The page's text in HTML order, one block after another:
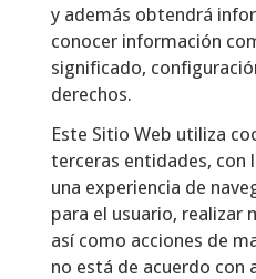
y además obtendrá
conocer información
significado,
derechos.
Este Sitio Web utiliza
terceras entidades, con
una experiencia de
para el usuario, realizar
así como acciones de
no está de acuerdo con